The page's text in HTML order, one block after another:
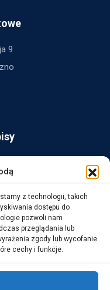
z technologii, takich
dostępu do
pozwoli nam
przeglądania lub
zgody lub wycofanie
cechy i funkcje.
9
2025
– Automatyzacja i